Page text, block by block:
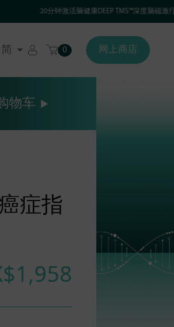
20分钟激活脑健康DEEP TMS™深度脑磁激疗程
简 0 网上商店
物车
症指